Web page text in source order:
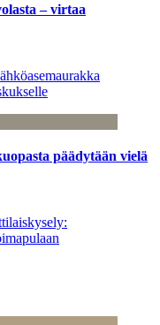
– virtaa
päädytään vielä